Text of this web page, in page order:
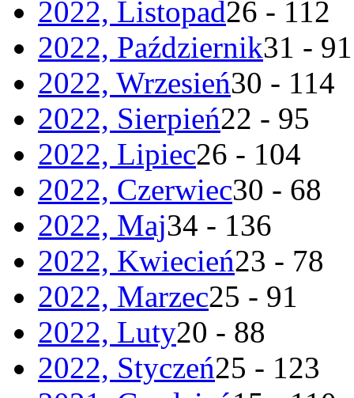
2022, Listopad26 - 112
2022, Październik31 - 91
2022, Wrzesień30 - 114
2022, Sierpień22 - 95
2022, Lipiec26 - 104
2022, Czerwiec30 - 68
2022, Maj34 - 136
2022, Kwiecień23 - 78
2022, Marzec25 - 91
2022, Luty20 - 88
2022, Styczeń25 - 123